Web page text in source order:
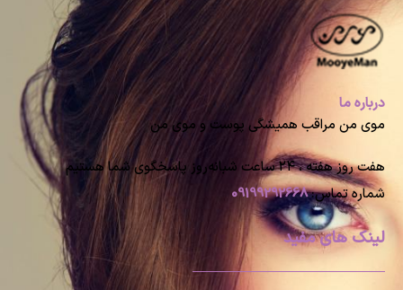
درباره ما
موی من مراقب همیشگی پوست و موی من
هفت روز هفته ، ۲۴ ساعت شبانه‌روز پاسخگوی شما هستیم
شماره تماس:09199292668
لینک های مفید